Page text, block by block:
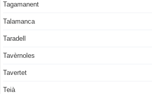
Tagamanent
Talamanca
Taradell
Tavèrnoles
Tavertet
Teià